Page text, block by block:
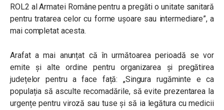
ROL2 al Armatei Române pentru a pregăti o unitate sanitară
pentru tratarea celor cu forme ușoare sau intermediare”, a
mai completat acesta.
Arafat a mai anunțat că în următoarea perioadă se vor
emite și alte ordine pentru organizarea și pregătirea
județelor pentru a face față: „Singura rugăminte e ca
populația să asculte recomadările, să evite prezentarea la
urgențe pentru viroză sau tuse și să ia legătura cu medicii